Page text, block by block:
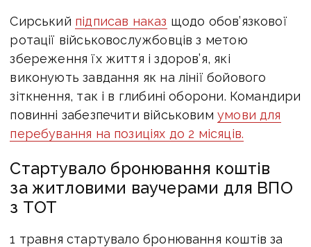
Сирський підписав наказ щодо обов’язкової
ротації військовослужбовців з метою
збереження їх життя і здоров’я, які
виконують завдання як на лінії бойового
зіткнення, так і в глибині оборони. Командири
повинні забезпечити військовим умови для
перебування на позиціях до 2 місяців.
Стартувало бронювання коштів
за житловими ваучерами для ВПО
з ТОТ
1 травнястартувало бронювання коштів за